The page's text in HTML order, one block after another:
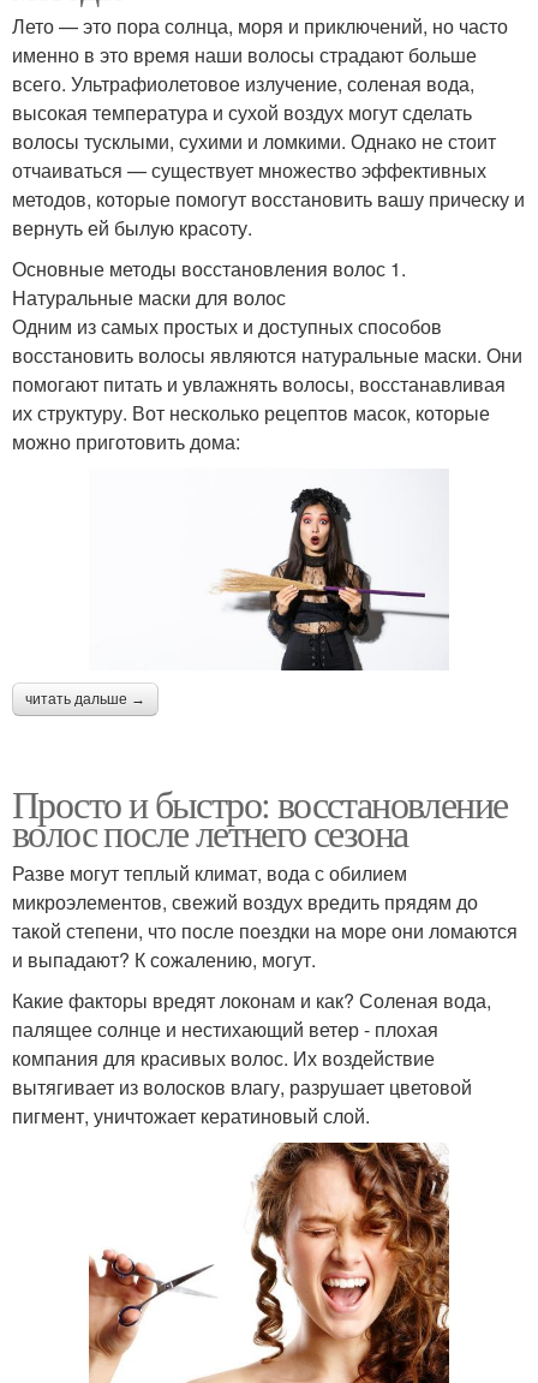
Лето — это пора солнца, моря и приключений, но часто
именно в это время наши волосы страдают больше
всего. Ультрафиолетовое излучение, соленая вода,
высокая температура и сухой воздух могут сделать
волосы тусклыми, сухими и ломкими. Однако не стоит
отчаиваться — существует множество эффективных
методов, которые помогут восстановить вашу прическу и
вернуть ей былую красоту.
Основные методы восстановления волос 1.
Натуральные маски для волос
Одним из самых простых и доступных способов
восстановить волосы являются натуральные маски. Они
помогают питать и увлажнять волосы, восстанавливая
их структуру. Вот несколько рецептов масок, которые
можно приготовить дома:
читать дальше →
Просто и быстро: восстановление
волос после летнего сезона
Разве могут теплый климат, вода с обилием
микроэлементов, свежий воздух вредить прядям до
такой степени, что после поездки на море они ломаются
и выпадают? К сожалению, могут.
Какие факторы вредят локонам и как? Соленая вода,
палящее солнце и нестихающий ветер - плохая
компания для красивых волос. Их воздействие
вытягивает из волосков влагу, разрушает цветовой
пигмент, уничтожает кератиновый слой.